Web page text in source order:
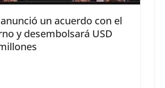
anunció un acuerdo con el
y desembolsará USD